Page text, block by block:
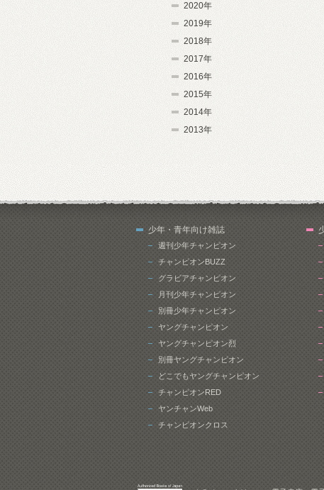
2020年
2019年
2018年
2017年
2016年
2015年
2014年
2013年
少年・青年向け雑誌
週刊少年チャンピオン
チャンピオンBUZZ
グラビアチャンピオン
月刊少年チャンピオン
別冊少年チャンピオン
ヤングチャンピオン
ヤングチャンピオン烈
別冊ヤングチャンピオン
どこでもヤングチャンピオン
チャンピオンRED
ヤンチャンWeb
チャンピオンクロス